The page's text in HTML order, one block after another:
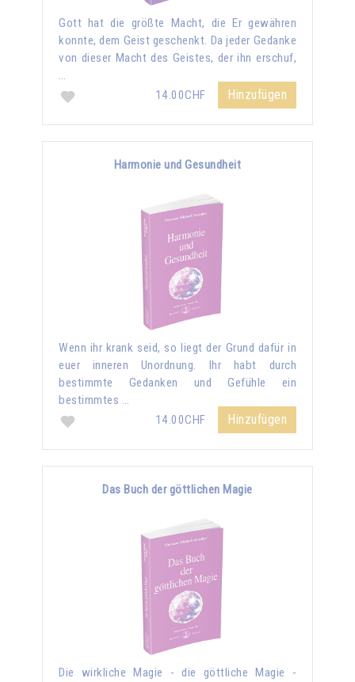
Gott hat die größte Macht, die Er gewähren
konnte, dem Geist geschenkt. Da jeder Gedanke
von dieser Macht des Geistes, der ihn erschuf,
…
14.00CHF
Hinzufügen
Harmonie und Gesundheit
Wenn ihr krank seid, so liegt der Grund dafür in
euer inneren Unordnung. Ihr habt durch
bestimmte Gedanken und Gefühle ein
bestimmtes …
14.00CHF
Hinzufügen
Das Buch der göttlichen Magie
Die wirkliche Magie - die göttliche Magie -